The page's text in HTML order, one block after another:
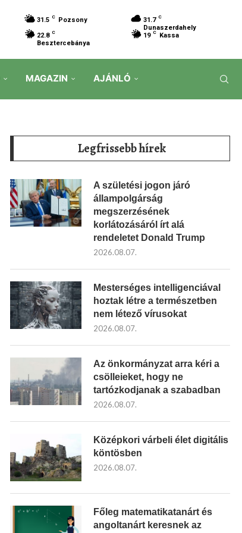
31.5 C Pozsony 31.7 C
Dunaszerdahely
22.8 C
Besztercebánya
19 C Kassa
MAGAZIN AJÁNLÓ
Legfrissebb hírek
A születési jogon járó
állampolgárság
megszerzésének
korlátozásáról írt alá
rendeletet Donald Trump
2026.08.07.
Mesterséges intelligenciával
hoztak létre a természetben
nem létező vírusokat
2026.08.07.
Az önkormányzat arra kéri a
csölleieket, hogy ne
tartózkodjanak a szabadban
2026.08.07.
Középkori várbeli élet digitális
köntösben
2026.08.07.
Főleg matematikatanárt és
angoltanárt keresnek az